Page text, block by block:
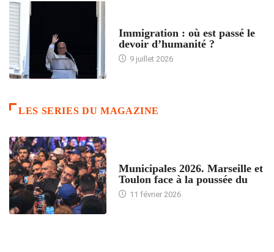
Immigration : où est passé le
devoir d’humanité ?
9 juillet 2026
LES SERIES DU MAGAZINE
Municipales 2026. Marseille et
Toulon face à la poussée du
11 février 2026